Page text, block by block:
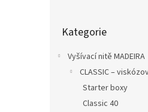
kategorie
Kategorie
Vyšívací nitě MADEIRA
CLASSIC –
Starter boxy
Classic 40